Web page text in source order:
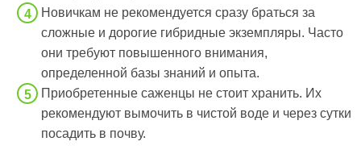
Новичкам не рекомендуется сразу браться за
сложные и дорогие гибридные экземпляры. Часто
они требуют повышенного внимания,
определенной базы знаний и опыта.
Приобретенные саженцы не стоит хранить. Их
рекомендуют вымочить в чистой воде и через сутки
посадить в почву.